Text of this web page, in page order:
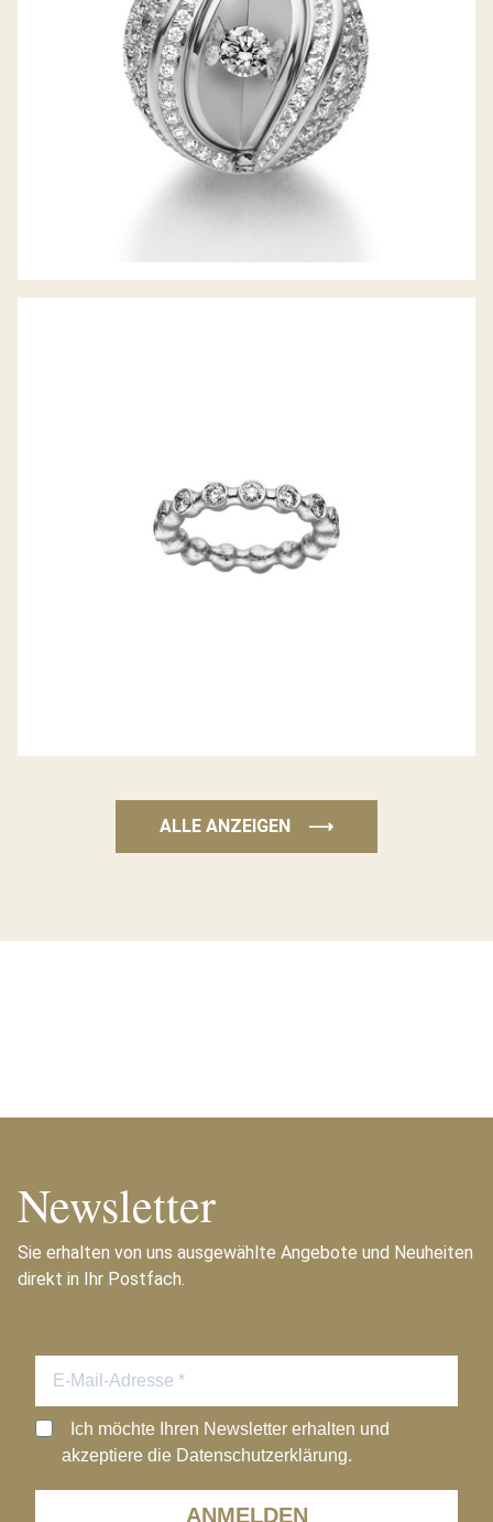
ALLE ANZEIGEN ⟶
Newsletter
Sie erhalten von uns ausgewählte Angebote und Neuheiten
direkt in Ihr Postfach.
ANMELDEN
Ich möchte Ihren Newsletter erhalten und
akzeptiere die Datenschutzerklärung.